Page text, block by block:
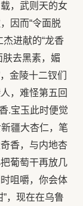
，武则天的女
因而“令面脱
进献的“龙香
肤去黑素，媚
金陵十二钗们
，难怪第五回
.宝玉此时便觉
新疆大杏仁，笔
香，与内地杏
葡萄干再放几
咀嚼，你会体
，现在在乌鲁